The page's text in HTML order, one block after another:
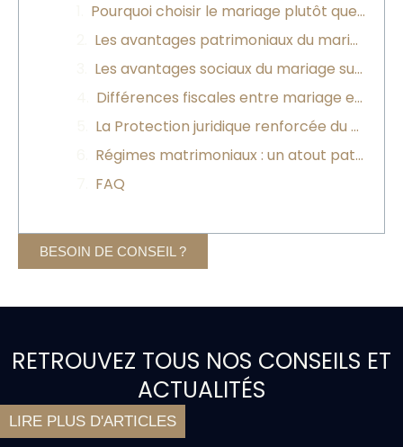
Pourquoi choisir le mariage plutôt que le PACS ?
Les avantages patrimoniaux du mariage face au PACS
Les avantages sociaux du mariage sur le PACS
Différences fiscales entre mariage et PACS
La Protection juridique renforcée du mariage
Régimes matrimoniaux : un atout patrimonial majeur
FAQ
BESOIN DE CONSEIL ?
RETROUVEZ TOUS NOS CONSEILS ET
ACTUALITÉS
LIRE PLUS D'ARTICLES